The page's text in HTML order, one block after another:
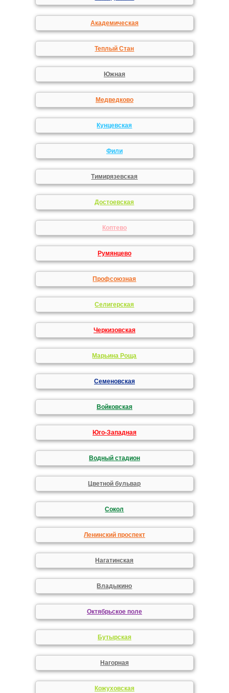
Академическая
Теплый Стан
Южная
Медведково
Кунцевская
Фили
Тимирязевская
Достоевская
Коптево
Румянцево
Профсоюзная
Селигерская
Черкизовская
Марьина Роща
Семеновская
Войковская
Юго-Западная
Водный стадион
Цветной бульвар
Сокол
Ленинский проспект
Нагатинская
Владыкино
Октябрьское поле
Бутырская
Нагорная
Кожуховская